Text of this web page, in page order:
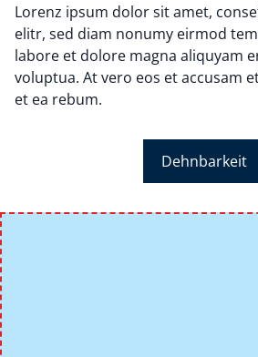
Lorenz ipsum dolor sit amet,
elitr, sed diam nonumy eirmod
labore et dolore magna aliquyam
voluptua. At vero eos et accusam
et ea rebum.
Dehnbarkeit